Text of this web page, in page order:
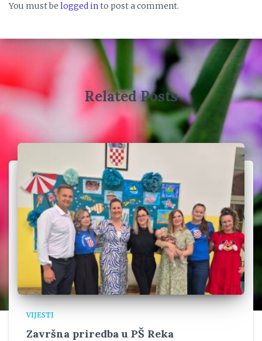
You must be logged into post a comment.
Related Posts
VIJESTI
Završna priredba u PŠ Reka